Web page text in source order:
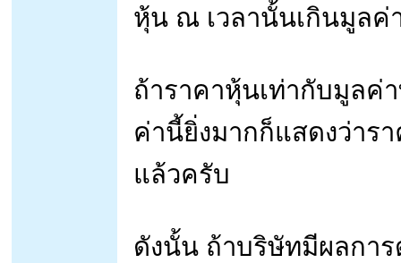
หุ้น ณ เวลานั้นเกินมูลค่
ถ้าราคาหุ้นเท่ากับมูลค่
ค่านี้ยิ่งมากก็แสดงว่าร
แล้วครับ
ดังนั้น ถ้าบริษัทมีผลการ